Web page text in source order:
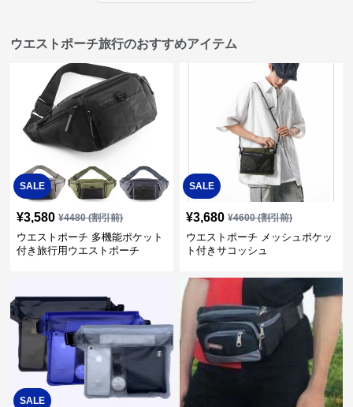
ウエストポーチ旅行のおすすめアイテム
SALE
¥3,580 ¥4480(割引前)
ウエストポーチ 多機能ポケット
付き旅行用ウエストポーチ
SALE
¥3,680 ¥4600(割引前)
ウエストポーチ メッシュポケッ
ト付きサコッシュ
SALE